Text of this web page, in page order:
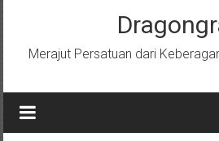
Merajut Persatuan dari